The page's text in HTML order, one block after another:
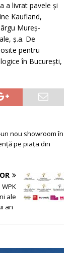
a livrat pavele şi
Kaufland,
Mureș-
ș.a. De
pentru
în București,
nou showroom în
pe piața din
ale
an